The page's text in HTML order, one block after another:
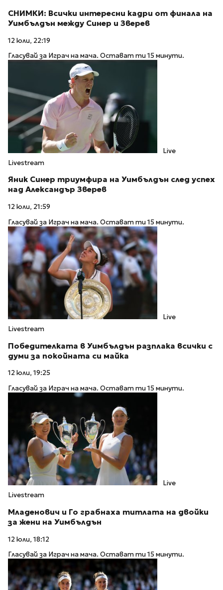
СНИМКИ: Всички интересни кадри от финала на
Уимбълдън между Синер и Зверев
12 юли, 22:19
Гласувай за Играч на мача. Остават ти 15 минути.
Live
Livestream
Яник Синер триумфира на Уимбълдън след успех
над Александър Зверев
12 юли, 21:59
Гласувай за Играч на мача. Остават ти 15 минути.
Live
Livestream
Победителката в Уимбълдън разплака всички с
думи за покойната си майка
12 юли, 19:25
Гласувай за Играч на мача. Остават ти 15 минути.
Live
Livestream
Младенович и Го грабнаха титлата на двойки
за жени на Уимбълдън
12 юли, 18:12
Гласувай за Играч на мача. Остават ти 15 минути.